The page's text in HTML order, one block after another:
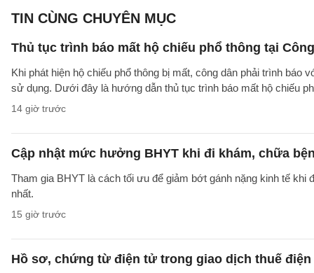
TIN CÙNG CHUYÊN MỤC
Thủ tục trình báo mất hộ chiếu phổ thông tại
Khi phát hiện hộ chiếu phổ thông bị mất, công dân phải trình
sử dụng. Dưới đây là hướng dẫn thủ tục trình báo mất hộ chiếu
14 giờ trước
Cập nhật mức hưởng BHYT khi đi khám, chữa
Tham gia BHYT là cách tối ưu để giảm bớt gánh nặng kinh tế
nhất.
15 giờ trước
Hồ sơ, chứng từ điện tử trong giao dịch thuế điện